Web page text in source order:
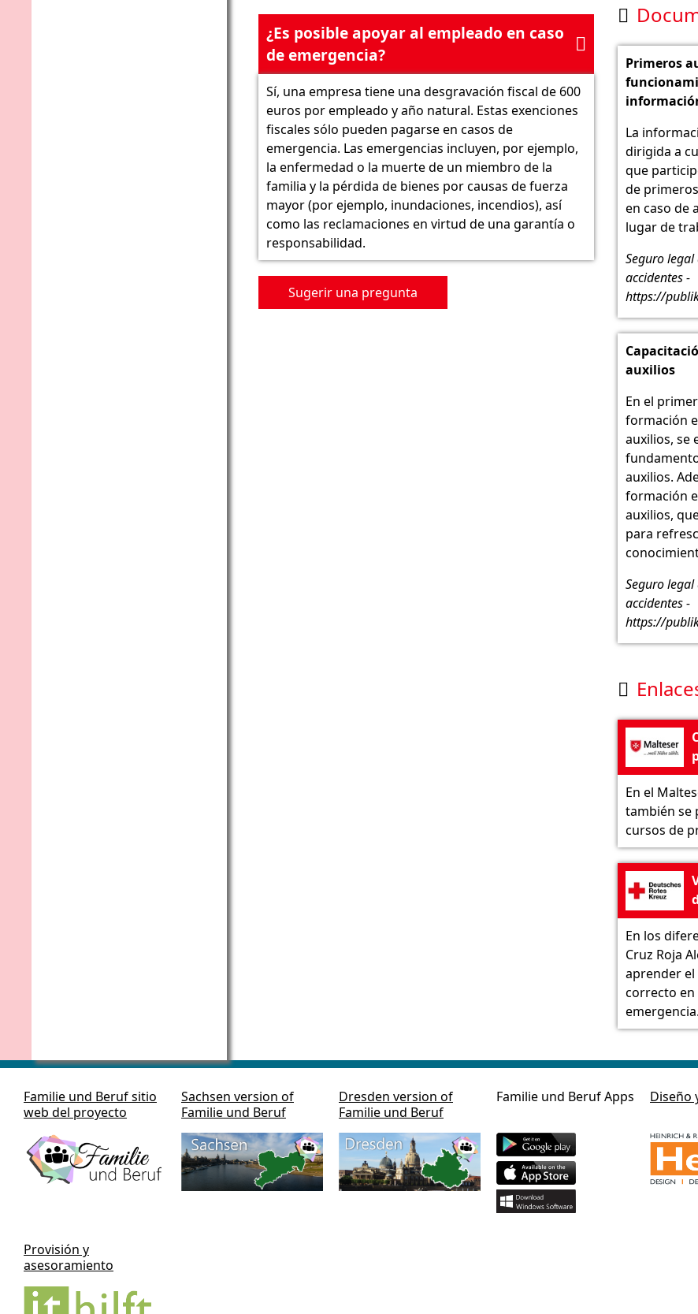
¿Es posible apoyar al empleado en caso
de emergencia?

Sí, una empresa tiene una desgravación fiscal de 600
euros por empleado y año natural. Estas exenciones
fiscales sólo pueden pagarse en casos de
emergencia. Las emergencias incluyen, por ejemplo,
la enfermedad o la muerte de un miembro de la
familia y la pérdida de bienes por causas de fuerza
mayor (por ejemplo, inundaciones, incendios), así
como las reclamaciones en virtud de una garantía o
responsabilidad.
Sugerir una pregunta

Primeros
La
dirigida a
que
de
en caso de
lugar de
Seguro
accidentes -
https://
auxilios
En el
formación
auxilios, se
auxilios.
formación
auxilios,
para
Seguro
accidentes -
https://

En el
también se
cursos de
En los
Cruz Roja
aprender
correcto en
emergencia.
Familie und Beruf sitio
web del proyecto
Sachsen version of
Familie und Beruf
Dresden version of
Familie und Beruf
Familie und Beruf Apps Diseño
Provisión y
asesoramiento